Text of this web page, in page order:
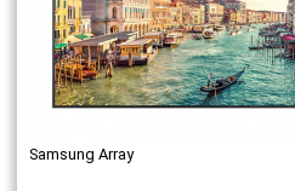
Samsung Array